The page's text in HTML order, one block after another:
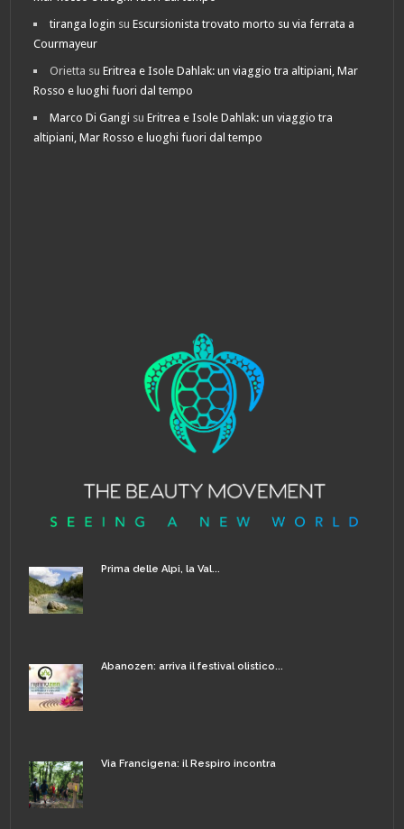
tiranga login suEscursionista trovato morto su via ferrata a
Courmayeur
Orietta suEritrea e Isole Dahlak: un viaggio tra altipiani, Mar
Rosso e luoghi fuori dal tempo
Marco Di Gangi suEritrea e Isole Dahlak: un viaggio tra
altipiani, Mar Rosso e luoghi fuori dal tempo
Prima delle Alpi, la Val...
Abanozen: arriva il festival olistico...
Via Francigena: il Respiro incontra